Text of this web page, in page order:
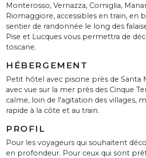
Monterosso, Vernazza, Corniglia,
Riomaggiore, accessibles en train, en
sentier de randonnée le long des
Pise et Lucques vous permettra de
toscane.
HÉBERGEMENT
Petit hôtel avec piscine près de Santa
avec vue sur la mer près des Cinque
calme, loin de l'agitation des villages,
rapide à la côte et au train.
PROFIL
Pour les voyageurs qui souhaitent
en profondeur. Pour ceux qui sont